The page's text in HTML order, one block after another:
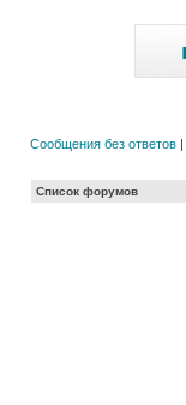
Сообщения без ответов |
Список форумов